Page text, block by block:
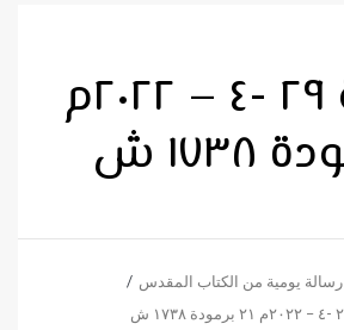
الجمعة ٢٩ -٤ – ٢٠٢٢م
رسالة يومية من الكتاب المقدس